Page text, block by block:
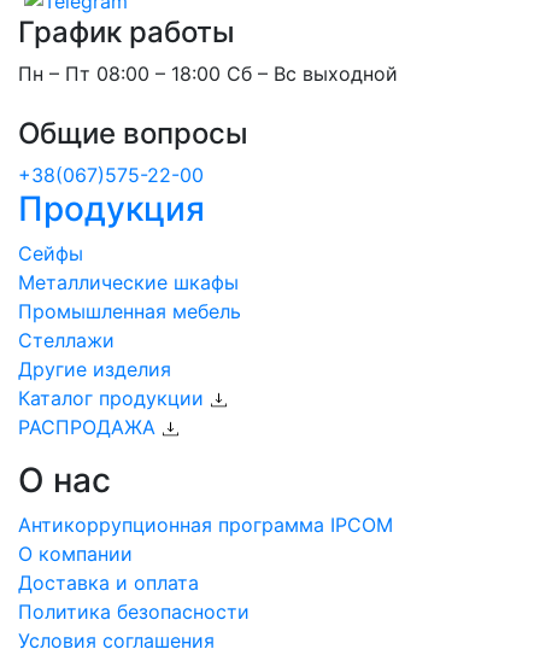
График работы
Пн – Пт 08:00 – 18:00 Сб – Вс выходной
Общие вопросы
+38(067)575-22-00
Продукция
Сейфы
Металлические шкафы
Промышленная мебель
Стеллажи
Другие изделия
Каталог продукции
РАСПРОДАЖА
О нас
Антикоррупционная программа IPCOM
О компании
Доставка и оплата
Политика безопасности
Условия соглашения